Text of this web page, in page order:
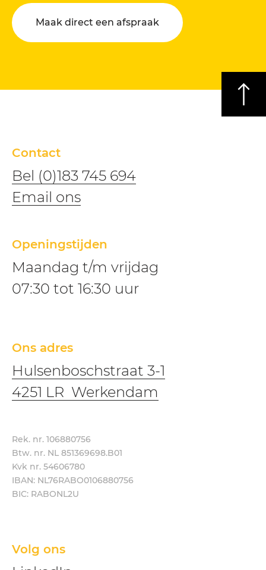
Maak direct een afspraak
Ons adres
Hulsenboschstraat 3-1
4251 LR Werkendam
Rek. nr. 106880756
Btw. nr. NL 851369698.B01
Kvk nr. 54606780
IBAN: NL76RABO0106880756
BIC: RABONL2U
Contact
Bel (0)183 745 694
​​Email ons
Openingstijden
Maandag t/m vrijdag
07:30 tot 16:30 uur
Volg ons